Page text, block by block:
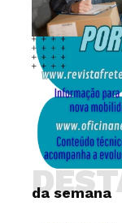
da semana